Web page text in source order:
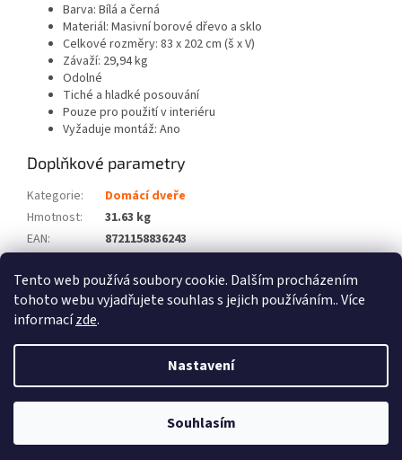
Tento web používá soubory cookie. Dalším procházením
tohoto webu vyjadřujete souhlas s jejich používáním.. Více
informacízde.
Nastavení
Souhlasím
Barva: Bílá a černá
Materiál: Masivní borové dřevo a sklo
Celkové rozměry: 83 x 202 cm (š x V)
Závaží: 29,94 kg
Odolné
Tiché a hladké posouvání
Pouze pro použití v interiéru
Vyžaduje montáž: Ano
Doplňkové parametry
Kategorie:
Domácí dveře
Hmotnost:
31.63 kg
EAN:
8721158836243
Počet balíků: 2
Vytvořil Shoptet
Zboží XL. Všechna práva vyhrazena.